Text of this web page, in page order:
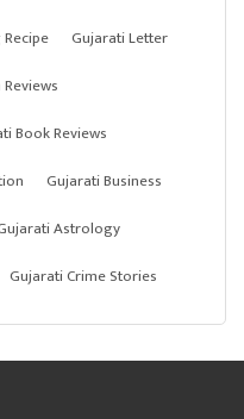
Gujarati Letter
Book Reviews
Gujarati Business
Astrology
Gujarati Crime Stories